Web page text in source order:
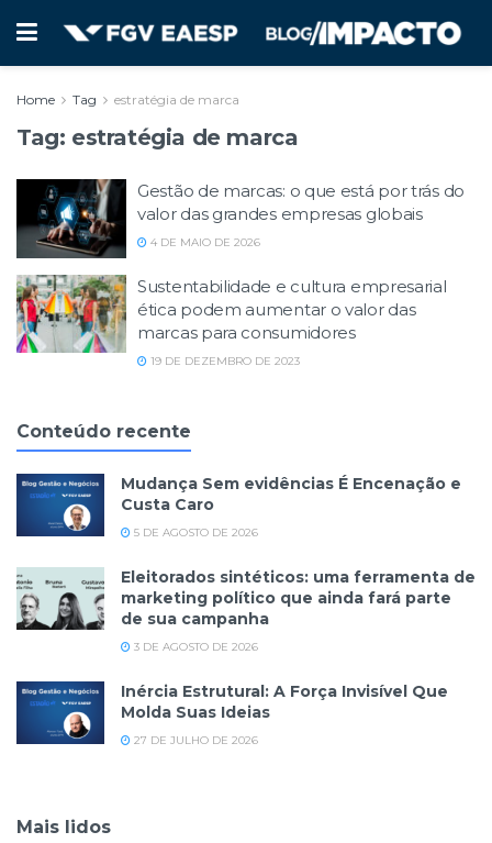
Home Tag estratégia de marca
Tag: estratégia de marca
Gestão de marcas: o que está por trás do
valor das grandes empresas globais
4 DE MAIO DE 2026
Sustentabilidade e cultura empresarial
ética podem aumentar o valor das
marcas para consumidores
19 DE DEZEMBRO DE 2023
Conteúdo recente
Mudança Sem evidências É Encenação e
Custa Caro
5 DE AGOSTO DE 2026
Eleitorados sintéticos: uma ferramenta de
marketing político que ainda fará parte
de sua campanha
3 DE AGOSTO DE 2026
Inércia Estrutural: A Força Invisível Que
Molda Suas Ideias
27 DE JULHO DE 2026
Mais lidos